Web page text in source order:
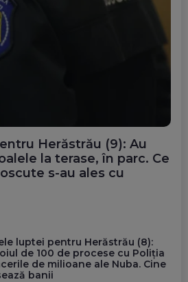
Herăstrău (9): Au
la terase, în parc. Ce
s-au ales cu
luptei pentru Herăstrău (8):
de 100 de procese cu Poliția
de milioane ale Nuba. Cine
banii